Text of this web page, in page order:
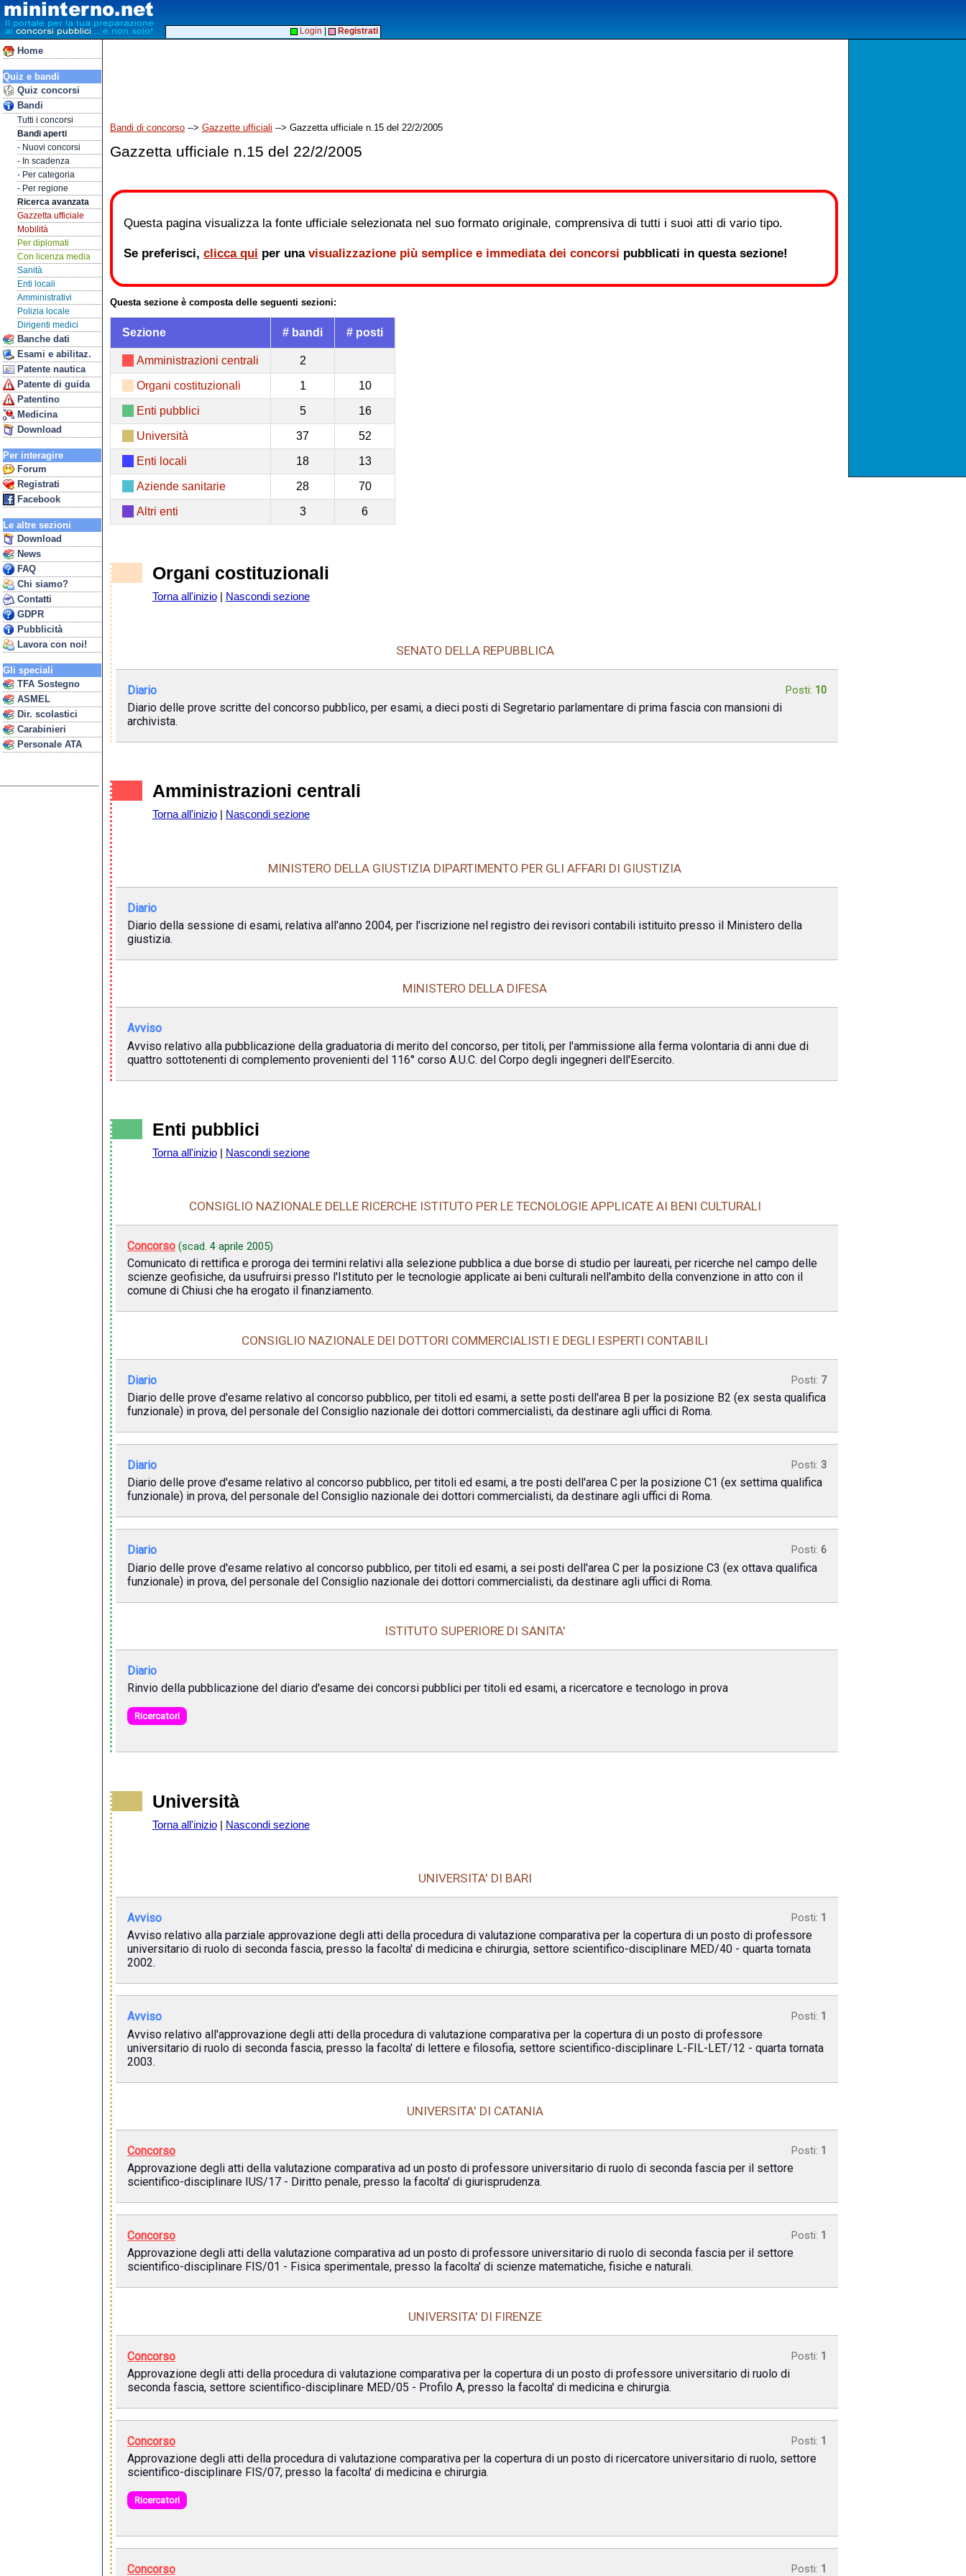
Home
Quiz e bandi
Quiz concorsi
Bandi
Tutti i concorsi
Bandi aperti
- Nuovi concorsi
- In scadenza
- Per categoria
- Per regione
Ricerca avanzata
Gazzetta ufficiale
Mobilità
Per diplomati
Con licenza media
Sanità
Enti locali
Amministrativi
Polizia locale
Dirigenti medici
Banche dati
Esami e abilitaz.
Patente nautica
Patente di guida
Patentino
Medicina
Download
Per interagire
Forum
Registrati
Facebook
Le altre sezioni
Download
News
FAQ
Chi siamo?
Contatti
GDPR
Pubblicità
Lavora con noi!
Gli speciali
TFA Sostegno
ASMEL
Dir. scolastici
Carabinieri
Personale ATA
Login Registrati
Bandi di concorso --> Gazzette ufficiali --> Gazzetta ufficiale n.15 del 22/2/2005
Gazzetta ufficiale n.15 del 22/2/2005
Questa pagina visualizza la fonte ufficiale selezionata nel suo formato originale, comprensiva di tutti i suoi atti di vario tipo.
Se preferisci, clicca qui per una visualizzazione più semplice e immediata dei concorsi pubblicati in questa sezione!
Questa sezione è composta delle seguenti sezioni:
Sezione # bandi # posti
Amministrazioni centrali 2
Organi costituzionali 1 10
Enti pubblici 5 16
Università 37 52
Enti locali 18 13
Aziende sanitarie 28 70
Altri enti 3 6
Organi costituzionali
Torna all'inizio| Nascondi sezione
SENATO DELLA REPUBBLICA
Diario Posti: 10
Diario delle prove scritte del concorso pubblico, per esami, a dieci posti di Segretario parlamentare di prima fascia con mansioni di
archivista.
Amministrazioni centrali
Torna all'inizio| Nascondi sezione
MINISTERO DELLA GIUSTIZIA DIPARTIMENTO PER GLI AFFARI DI GIUSTIZIA
Diario
Diario della sessione di esami, relativa all'anno 2004, per l'iscrizione nel registro dei revisori contabili istituito presso il Ministero della
giustizia.
MINISTERO DELLA DIFESA
Avviso
Avviso relativo alla pubblicazione della graduatoria di merito del concorso, per titoli, per l'ammissione alla ferma volontaria di anni due di
quattro sottotenenti di complemento provenienti del 116° corso A.U.C. del Corpo degli ingegneri dell'Esercito.
Enti pubblici
Torna all'inizio| Nascondi sezione
CONSIGLIO NAZIONALE DELLE RICERCHE ISTITUTO PER LE TECNOLOGIE APPLICATE AI BENI CULTURALI
Concorso (scad. 4 aprile 2005)
Comunicato di rettifica e proroga dei termini relativi alla selezione pubblica a due borse di studio per laureati, per ricerche nel campo delle
scienze geofisiche, da usufruirsi presso l'Istituto per le tecnologie applicate ai beni culturali nell'ambito della convenzione in atto con il
comune di Chiusi che ha erogato il finanziamento.
CONSIGLIO NAZIONALE DEI DOTTORI COMMERCIALISTI E DEGLI ESPERTI CONTABILI
Diario Posti: 7
Diario delle prove d'esame relativo al concorso pubblico, per titoli ed esami, a sette posti dell'area B per la posizione B2 (ex sesta qualifica
funzionale) in prova, del personale del Consiglio nazionale dei dottori commercialisti, da destinare agli uffici di Roma.
Diario Posti: 3
Diario delle prove d'esame relativo al concorso pubblico, per titoli ed esami, a tre posti dell'area C per la posizione C1 (ex settima qualifica
funzionale) in prova, del personale del Consiglio nazionale dei dottori commercialisti, da destinare agli uffici di Roma.
Diario Posti: 6
Diario delle prove d'esame relativo al concorso pubblico, per titoli ed esami, a sei posti dell'area C per la posizione C3 (ex ottava qualifica
funzionale) in prova, del personale del Consiglio nazionale dei dottori commercialisti, da destinare agli uffici di Roma.
ISTITUTO SUPERIORE DI SANITA'
Diario
Rinvio della pubblicazione del diario d'esame dei concorsi pubblici per titoli ed esami, a ricercatore e tecnologo in prova
Ricercatori
Università
Torna all'inizio| Nascondi sezione
UNIVERSITA' DI BARI
Avviso Posti: 1
Avviso relativo alla parziale approvazione degli atti della procedura di valutazione comparativa per la copertura di un posto di professore
universitario di ruolo di seconda fascia, presso la facolta' di medicina e chirurgia, settore scientifico-disciplinare MED/40 - quarta tornata
2002.
Avviso Posti: 1
Avviso relativo all'approvazione degli atti della procedura di valutazione comparativa per la copertura di un posto di professore
universitario di ruolo di seconda fascia, presso la facolta' di lettere e filosofia, settore scientifico-disciplinare L-FIL-LET/12 - quarta tornata
2003.
UNIVERSITA' DI CATANIA
Concorso Posti: 1
Approvazione degli atti della valutazione comparativa ad un posto di professore universitario di ruolo di seconda fascia per il settore
scientifico-disciplinare IUS/17 - Diritto penale, presso la facolta' di giurisprudenza.
Concorso Posti: 1
Approvazione degli atti della valutazione comparativa ad un posto di professore universitario di ruolo di seconda fascia per il settore
scientifico-disciplinare FIS/01 - Fisica sperimentale, presso la facolta' di scienze matematiche, fisiche e naturali.
UNIVERSITA' DI FIRENZE
Concorso Posti: 1
Approvazione degli atti della procedura di valutazione comparativa per la copertura di un posto di professore universitario di ruolo di
seconda fascia, settore scientifico-disciplinare MED/05 - Profilo A, presso la facolta' di medicina e chirurgia.
Concorso Posti: 1
Approvazione degli atti della procedura di valutazione comparativa per la copertura di un posto di ricercatore universitario di ruolo, settore
scientifico-disciplinare FIS/07, presso la facolta' di medicina e chirurgia.
Ricercatori
Concorso Posti: 1